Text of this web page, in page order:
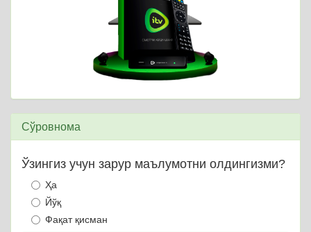
Сўровнома
Ўзингиз учун зарур маълумотни олдингизми?
Ҳа
Йўқ
Фақат қисман